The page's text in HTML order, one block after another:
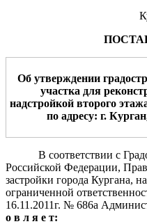
Об утверждении
участка для
надстройкой второго
по адресу: г.
В соответствии с
Российской Федерации,
застройки города Кургана,
ограниченной
16.11.2011г. № 686а
о в л я е т: